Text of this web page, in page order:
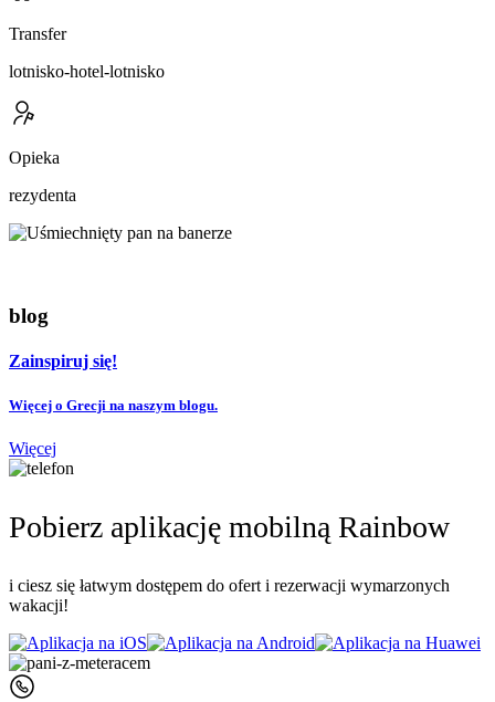
Transfer
lotnisko-hotel-lotnisko
Opieka
rezydenta
blog
Zainspiruj się!
Więcej o Grecji na naszym blogu.
Więcej
Pobierz aplikację mobilną Rainbow
i ciesz się łatwym dostępem do ofert i rezerwacji wymarzonych
wakacji!